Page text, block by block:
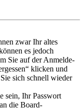
zwar Ihr altes
es jedoch
Sie auf der Anmelde-
klicken und
sich schnell wieder
sein, Ihr Passwort
die Board-